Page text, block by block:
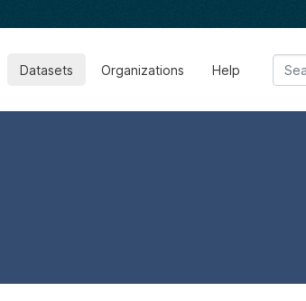
Datasets Organizations Help